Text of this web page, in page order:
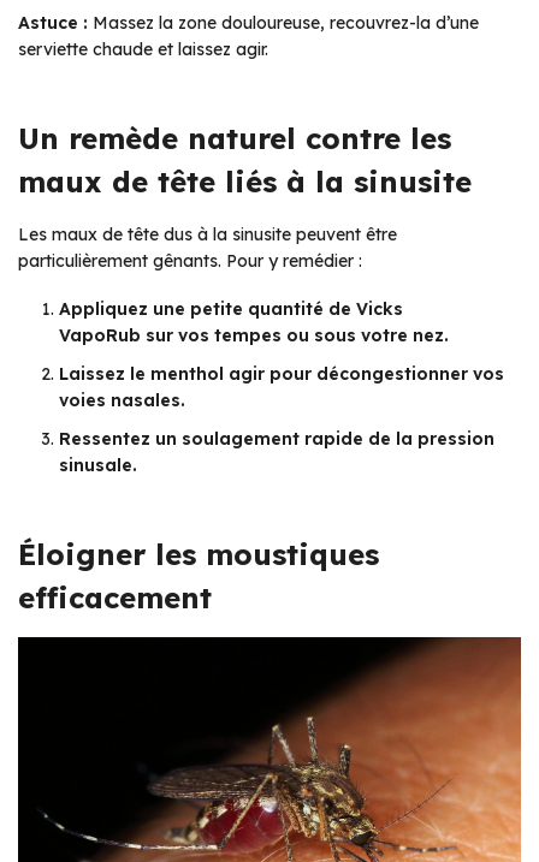
Astuce : Massez la zone douloureuse, recouvrez-la d’une
serviette chaude et laissez agir.
Un remède naturel contre les
maux de tête liés à la sinusite
Les maux de tête dus à la sinusite peuvent être
particulièrement gênants. Pour y remédier :
Appliquez une petite quantité de Vicks
VapoRub sur vos tempes ou sous votre nez.
Laissez le menthol agir pour décongestionner vos
voies nasales.
Ressentez un soulagement rapide de la pression
sinusale.
Éloigner les moustiques
efficacement